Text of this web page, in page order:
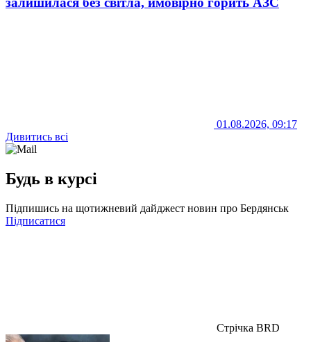
01.08.2026, 09:17
Дивитись всі
Будь в курсі
Підпишись на щотижневий дайджест новин про Бердянськ
Підписатися
Стрічка BRD